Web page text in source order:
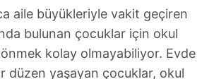
aile büyükleriyle vakit geçiren
bulunan çocuklar için okul
kolay olmayabiliyor. Evde
düzen yaşayan çocuklar, okul